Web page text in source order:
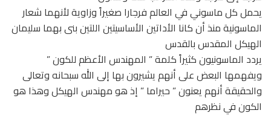
يحمل كل ماسوني في العالم فرجارا صغيراً وزاوية لأنهما شعار
الماسونية منذ أن كانا الأداتين الأساسيتين اللتين بنى بهما سليمان
الهيكل المقدس بالقدس
يردد الماسونيون كثيراً كلمة ” المهندس الأعظم للكون ”
ويفهمها البعض على أنهم يشيرون بها إلى الله سبحانه وتعالى
والحقيقة أنهم يعنون ” حيراما ” إذ هو مهندس الهيكل وهذا هو
الكون في نظرهم